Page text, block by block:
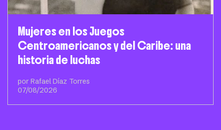
Mujeres en los Juegos
Centroamericanos y del Caribe: una
historia de luchas
por Rafael Díaz Torres
07/08/2026